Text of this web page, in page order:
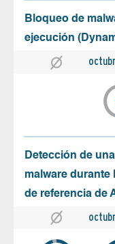
Bloqueo de
ejecución
Detección de
malware durante
de referencia de